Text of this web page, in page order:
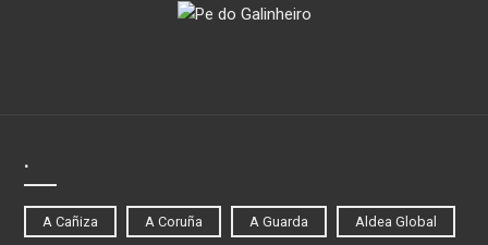
.
A Cañiza A Coruña A Guarda Aldea Global